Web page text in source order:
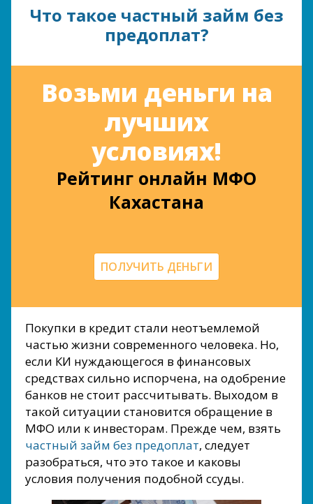
Что такое частный займ без
предоплат?
Возьми деньги на
лучших
условиях!
Рейтинг онлайн МФО
Кахастана
ПОЛУЧИТЬ ДЕНЬГИ
Покупки в кредит стали неотъемлемой
частью жизни современного человека. Но,
если КИ нуждающегося в финансовых
средствах сильно испорчена, на одобрение
банков не стоит рассчитывать. Выходом в
такой ситуации становится обращение в
МФО или к инвесторам. Прежде чем, взять
частный займ без предоплат, следует
разобраться, что это такое и каковы
условия получения подобной ссуды.